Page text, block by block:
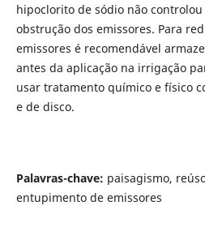
hipoclorito de sódio não
obstrução dos emissores. Para
emissores é recomendável
antes da aplicação na irrigação
usar tratamento químico e físico
e de disco.
Palavras-chave: paisagismo,
entupimento de emissores